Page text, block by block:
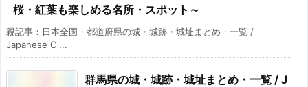
桜・紅葉も楽しめる名所・スポット～
親記事：日本全国・都道府県の城・城跡・城址まとめ・一覧 /
Japanese C ...
群馬県の城・城跡・城址まとめ・一覧 / J